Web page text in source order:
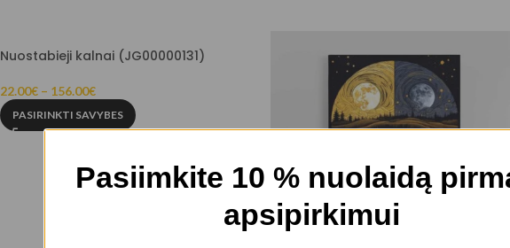
Nuostabieji kalnai (JG00000131)
22.00€ – 156.00€
PASIRINKTI SAVYBES
Stilinga iliustracija Saulė ir mėnulis
Pasiimkite 10 % nuolaidą
apsipirkimui